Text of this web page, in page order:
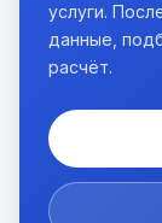
услуги.
данные,
расчёт.